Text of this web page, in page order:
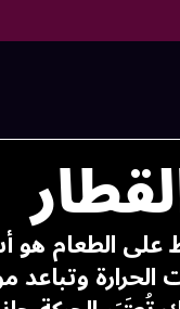
على
الحرارة